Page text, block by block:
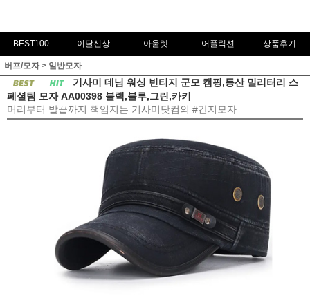
BEST100 이달신상 아울렛 어플릭션 상품후기
버프/모자> 일반모자
기사미 데님 워싱 빈티지 군모 캠핑,등산 밀리터리 스
페셜팀 모자 AA00398 블랙,블루,그린,카키
머리부터 발끝까지 책임지는 기사미닷컴의 #간지모자